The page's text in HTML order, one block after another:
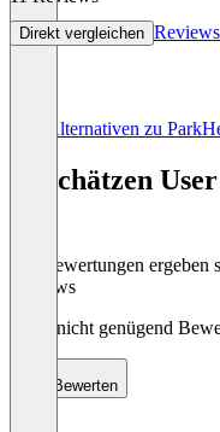
Direkt vergleichen
Alle Alternativen zu
So schätzen
Die Bewertungen ergeben
Reviews
Noch nicht genügend
Bewerten